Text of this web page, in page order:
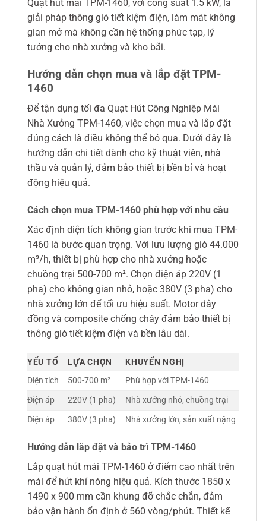
Quạt hút mái TPM-1460, với công suất 1.5 kW, là
giải pháp thông gió tiết kiệm điện, làm mát không
gian mở mà không cần hệ thống phức tạp, lý
tưởng cho nhà xưởng và kho bãi.
Hướng dẫn chọn mua và lắp đặt TPM-
1460
Để tận dụng tối đa Quạt Hút Công Nghiệp Mái
Nhà Xưởng TPM-1460, việc chọn mua và lắp đặt
đúng cách là điều không thể bỏ qua. Dưới đây là
hướng dẫn chi tiết dành cho kỹ thuật viên, nhà
thầu và quản lý, đảm bảo thiết bị bền bỉ và hoạt
động hiệu quả.
Cách chọn mua TPM-1460 phù hợp với nhu cầu
Xác định diện tích không gian trước khi mua TPM-
1460 là bước quan trọng. Với lưu lượng gió 44.000
m³/h, thiết bị phù hợp cho nhà xưởng hoặc
chuồng trại 500-700 m². Chọn điện áp 220V (1
pha) cho không gian nhỏ, hoặc 380V (3 pha) cho
nhà xưởng lớn để tối ưu hiệu suất. Motor dây
đồng và composite chống cháy đảm bảo thiết bị
thông gió tiết kiệm điện và bền lâu dài.
YẾU TỐ LỰA CHỌN
KHUYẾN NGHỊ
Diện tích
500-700 m²
Phù hợp với TPM-1460
Điện áp
220V (1 pha)
Nhà xưởng nhỏ, chuồng trại
Điện áp
380V (3 pha) Nhà xưởng lớn, sản xuất nặng
Hướng dẫn lắp đặt và bảo trì TPM-1460
Lắp quạt hút mái TPM-1460 ở điểm cao nhất trên
mái để hút khí nóng hiệu quả. Kích thước 1850 x
1490 x 900 mm cần khung đỡ chắc chắn, đảm
bảo vận hành ổn định ở 560 vòng/phút. Thiết kế